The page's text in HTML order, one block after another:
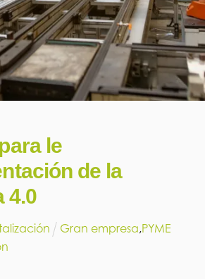
le
de la
4.0
Gran empresa,PYME